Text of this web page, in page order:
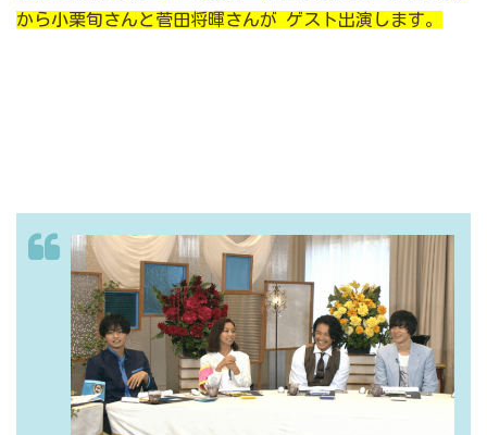
から小栗旬さんと菅田将暉さんが ゲスト出演します。